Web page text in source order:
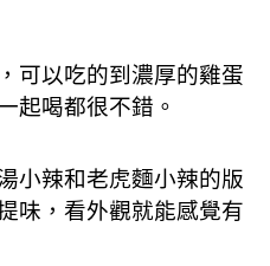
可以吃的到濃厚的雞蛋
起喝都很不錯。
小辣和老虎麵小辣的版
味，看外觀就能感覺有